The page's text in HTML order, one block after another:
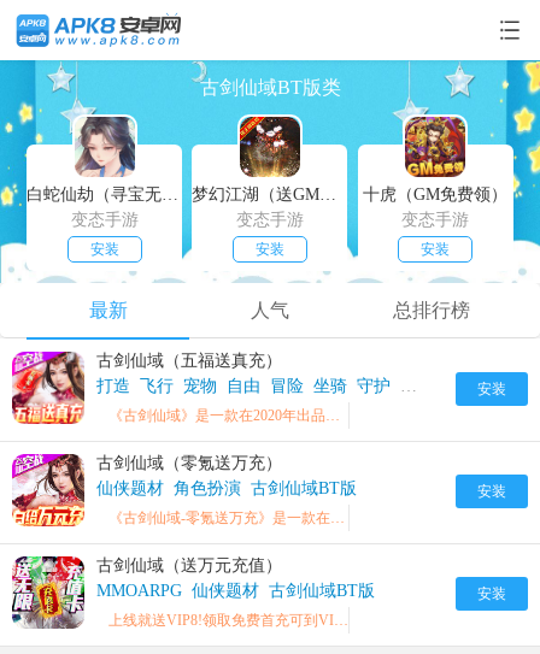
古剑仙域BT版类
白蛇仙劫（寻宝无限真充）
变态手游
安装
梦幻江湖（送GM特权）
变态手游
安装
十虎（GM免费领）
变态手游
安装
最新 人气 总排行榜
安装
古剑仙域（五福送真充）
打造
飞行 宠物 自由 冒险 坐骑 守护 高自由 古剑仙域
《古剑仙域》是一款在2020年出品的精品仙侠真爱手游
安装
古剑仙域（零氪送万充）
仙侠题材 角色扮演 古剑仙域BT版
《古剑仙域-零氪送万充》是一款在2020年出品的精品仙侠真爱手游
安装
古剑仙域（送万元充值）
MMOARPG 仙侠题材 古剑仙域BT版
上线就送VIP8!领取免费首充可到VIP12!充值比例1:500!立刻领取18888元宝!188W金币!超多奖励领不完!